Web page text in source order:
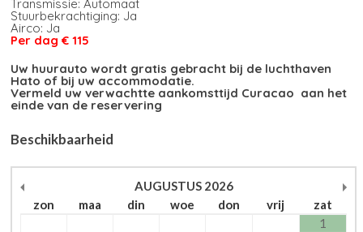
Transmissie: Automaat
Stuurbekrachtiging: Ja
Airco: Ja
Per dag € 115
Uw huurauto wordt gratis gebracht bij de luchthaven
Hato of bij uw accommodatie.
Vermeld uw verwachtte aankomsttijd Curacao aan het
einde van de reservering
Beschikbaarheid
AUGUSTUS 2026
zon
maa din woe don vrij
zat
1